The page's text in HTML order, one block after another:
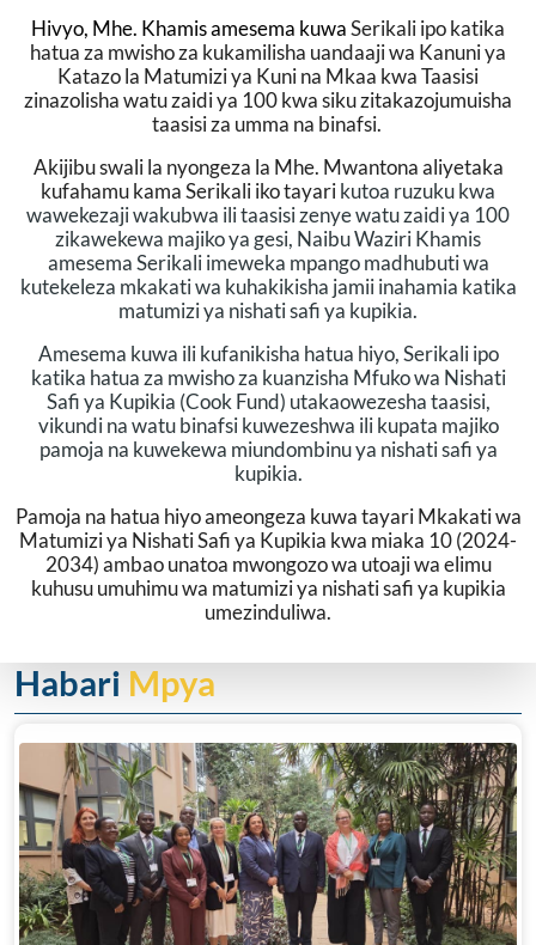
Hivyo, Mhe. Khamis amesema kuwaSerikali ipo katika
hatua za mwisho za kukamilisha uandaaji wa Kanuni ya
Katazo la Matumizi ya Kuni na Mkaa kwa Taasisi
zinazolisha watu zaidi ya 100 kwa siku zitakazojumuisha
taasisi za umma na binafsi.
Akijibu swali la nyongeza la Mhe. Mwantonaaliyetaka
kufahamu kama Serikali iko tayarikutoa ruzuku kwa
wawekezaji wakubwa ili taasisi zenye watu zaidi ya 100
zikawekewa majiko ya gesi, Naibu Waziri Khamis
amesema Serikali imeweka mpango madhubuti wa
kutekeleza mkakati wa kuhakikisha jamii inahamia katika
matumizi ya nishati safi ya kupikia.
Amesema kuwa ili kufanikisha hatua hiyo, Serikali ipo
katika hatua za mwisho za kuanzisha Mfuko wa Nishati
Safi ya Kupikia (Cook Fund) utakaowezesha taasisi,
vikundi na watu binafsi kuwezeshwa ili kupata majiko
pamoja na kuwekewa miundombinu ya nishati safi ya
kupikia.
Pamoja na hatua hiyo ameongeza kuwa tayari Mkakati wa
Matumizi ya Nishati Safi ya Kupikia kwa miaka 10 (2024-
2034) ambao unatoa mwongozo wa utoaji wa elimu
kuhusu umuhimu wa matumizi ya nishati safi ya kupikia
umezinduliwa.
Habari Mpya